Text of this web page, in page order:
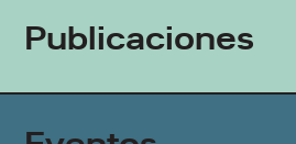
Publicaciones